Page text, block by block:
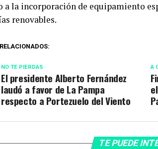
a la incorporación de equipamiento
renovables.
A
NO TE PIERDAS
El presidente Alberto Fernández
laudó a favor de La Pampa
respecto a Portezuelo del Viento
TE PUEDE